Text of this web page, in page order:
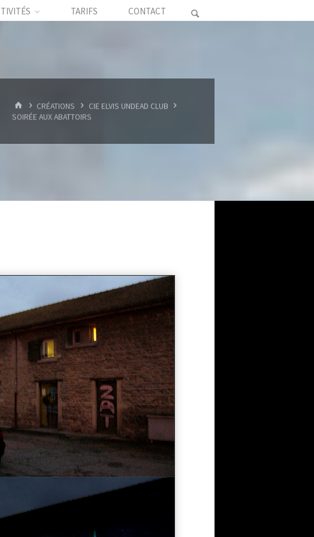
TARIFS CONTACT
HOMECRÉATIONS
CIE ELVIS UNDEAD CLUB
SOIRÉE AUX ABATTOIRS